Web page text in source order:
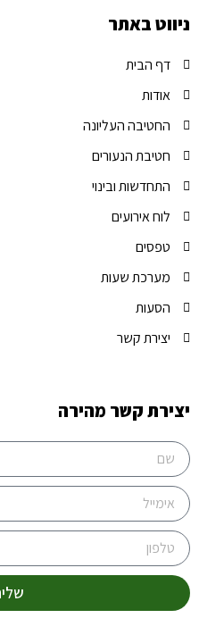
ניווט באתר
דף הבית
אודות
החטיבה העליונה
חטיבת הנעורים
התחדשות ובינוי
לוח אירועים
טפסים
מערכת שעות
הסעות
יצירת קשר
יצירת קשר מהירה